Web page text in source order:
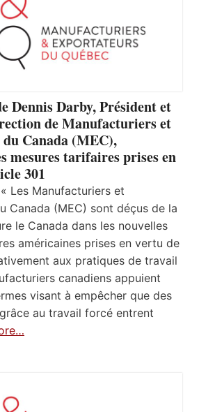
Dennis Darby, Président et
de Manufacturiers et
Canada (MEC),
mesures tarifaires prises en
301
Les Manufacturiers et
Canada (MEC) sont déçus de la
le Canada dans les nouvelles
américaines prises en vertu de
aux pratiques de travail
canadiens appuient
visant à empêcher que des
au travail forcé entrent